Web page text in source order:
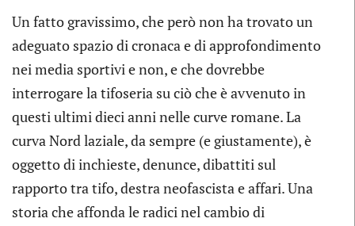
Un fatto gravissimo, che però non ha trovato un
adeguato spazio di cronaca e di approfondimento
nei media sportivi e non, e che dovrebbe
interrogare la tifoseria su ciò che è avvenuto in
questi ultimi dieci anni nelle curve romane. La
curva Nord laziale, da sempre (e giustamente), è
oggetto di inchieste, denunce, dibattiti sul
rapporto tra tifo, destra neofascista e affari. Una
storia che affonda le radici nel cambio di